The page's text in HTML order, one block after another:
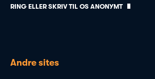
RING ELLER SKRIV TIL OS ANONYMT
Andre sites